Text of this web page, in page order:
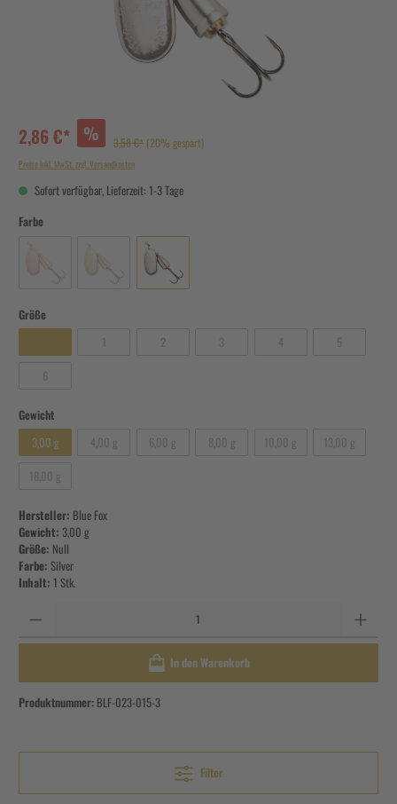
2,86 €* % 3,58 €* (20% gespart)
Preise inkl. MwSt. zzgl. Versandkosten
Sofort verfügbar, Lieferzeit: 1-3 Tage
Farbe
Größe
Gewicht
3,00 g
Hersteller: Blue Fox
Gewicht: 3,00 g
Größe: Null
Farbe: Silver
Inhalt: 1 Stk.
In den Warenkorb
Produktnummer: BLF-023-015-3
Filter